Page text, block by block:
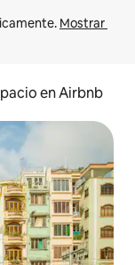
Mostrar
en Airbnb